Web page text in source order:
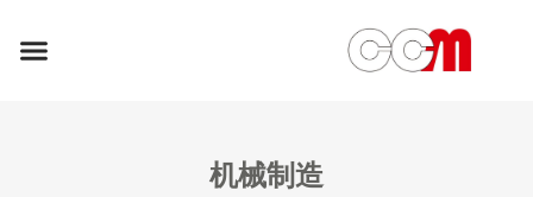
机械制造